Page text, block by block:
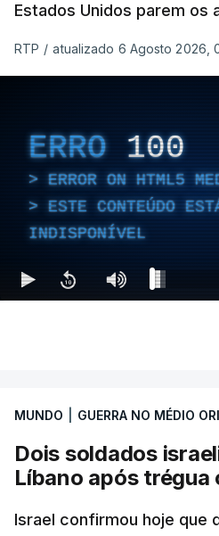
Estados Unidos parem os
RTP / atualizado 6 Agosto 2026,
ERRO 100
ERROR ON HTML5
ESTE CONTEÚDO
INDISPONÍVEL
MUNDO GUERRA NO MÉDIO
Dois soldados
Líbano após trégua
Israel confirmou hoje que